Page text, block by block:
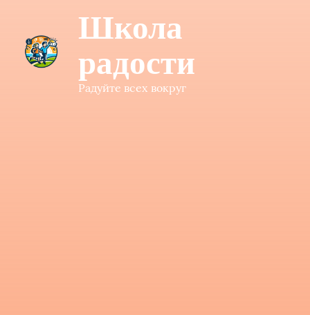
Школа
радости
Радуйте всех вокруг